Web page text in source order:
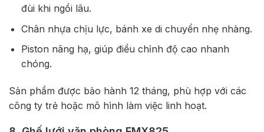
đùi khi ngồi lâu.
Chân nhựa chịu lực, bánh xe di chuyển nhẹ nhàng.
Piston nâng hạ, giúp điều chỉnh độ cao nhanh
chóng.
Sản phẩm được bảo hành 12 tháng, phù hợp với các
công ty trẻ hoặc mô hình làm việc linh hoạt.